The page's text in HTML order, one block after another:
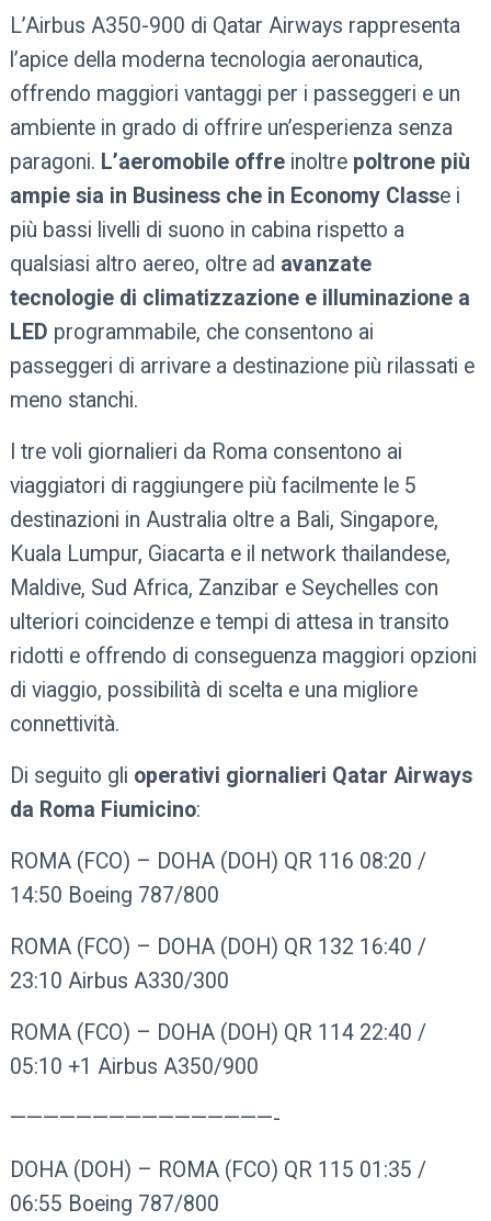
L’Airbus A350-900 di Qatar Airways rappresenta
l’apice della moderna tecnologia aeronautica,
offrendo maggiori vantaggi per i passeggeri e un
ambiente in grado di offrire un’esperienza senza
paragoni. L’aeromobile offre inoltre poltrone più
ampie sia in Business che in Economy Classe i
più bassi livelli di suono in cabina rispetto a
qualsiasi altro aereo, oltre ad avanzate
tecnologie di climatizzazione e illuminazione a
LED programmabile, che consentono ai
passeggeri di arrivare a destinazione più rilassati e
meno stanchi.
I tre voli giornalieri da Roma consentono ai
viaggiatori di raggiungere più facilmente le 5
destinazioni in Australia oltre a Bali, Singapore,
Kuala Lumpur, Giacarta e il network thailandese,
Maldive, Sud Africa, Zanzibar e Seychelles con
ulteriori coincidenze e tempi di attesa in transito
ridotti e offrendo di conseguenza maggiori opzioni
di viaggio, possibilità di scelta e una migliore
connettività.
Di seguito gli operativi giornalieri Qatar Airways
da Roma Fiumicino:
ROMA (FCO) – DOHA (DOH) QR 116 08:20 /
14:50 Boeing 787/800
ROMA (FCO) – DOHA (DOH) QR 132 16:40 /
23:10 Airbus A330/300
ROMA (FCO) – DOHA (DOH) QR 114 22:40 /
05:10 +1 Airbus A350/900
————————————————-
DOHA (DOH) – ROMA (FCO) QR 115 01:35 /
06:55 Boeing 787/800